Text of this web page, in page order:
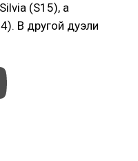
(S15), а
В другой дуэли